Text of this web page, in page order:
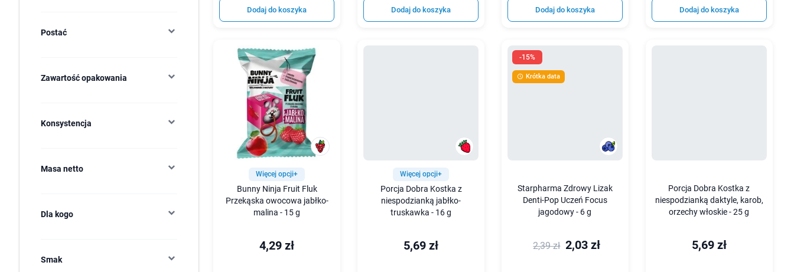
Postać
Zawartość opakowania
Konsystencja
Masa netto
Dla kogo
Smak
Dodaj do koszyka Dodaj do koszyka Dodaj do koszyka Dodaj do koszyka
Więcej opcji+
Bunny Ninja Fruit Fluk
Przekąska owocowa jabłko-
malina - 15 g
4,29 zł
Więcej opcji+
Porcja Dobra Kostka z
niespodzianką jabłko-
truskawka - 16 g
5,69 zł
-15%
 Krótka data
Starpharma Zdrowy Lizak
Denti-Pop Uczeń Focus
jagodowy - 6 g
2,39 zł 2,03 zł
Porcja Dobra Kostka z
niespodzianką daktyle, karob,
orzechy włoskie - 25 g
5,69 zł